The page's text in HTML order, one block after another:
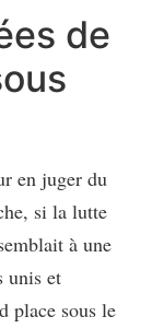
de
en juger du
si la lutte
à une
unis et
place sous le